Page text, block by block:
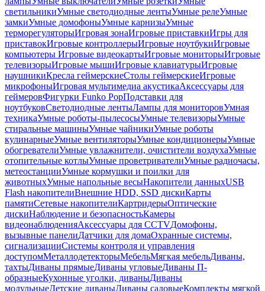
светильникиУмные светодиодные лентыУмные релеУмные
замкиУмные домофоныУмные карнизыУмные
терморегуляторыИгровая зонаИгровые приставкиИгры для
приставокИгровые контроллерыИгровые ноутбукиИгровые
компьютеры Игровые видеокартыИгровые мониторыИгровые
телевизорыИгровые мышиИгровые клавиатурыИгровые
наушникиКресла геймерскиеСтолы геймерскиеИгровые
микрофоныИгровая мультимедиа акустикаАксессуары для
геймеровФигурки Funko PopПодставки для
ноутбуковСветодиодные лентыЛампы для мониторовУмная
техникаУмные роботы-пылесосыУмные телевизорыУмные
стиральные машиныУмные чайникиУмные роботы
кулинарныеУмные вентиляторыУмные кондиционерыУмные
обогревателиУмные увлажнители, очистители воздухаУмные
отопительные котлыУмные проветривателиУмные радиочасы,
метеостанцииУмные кормушки и поилки для
животныхУмные напольные весыНакопители данныхUSB
Flash накопителиВнешние HDD, SSD дискиКарты
памятиСетевые накопителиКартридерыОптические
дискиНаблюдение и безопасностьКамеры
видеонаблюденияАксессуары для CCTVДомофоны,
вызывные панелиДатчики для домаОхранные системы,
сигнализацииСистемы контроля и управления
доступомМеталлодетекторыМебельМягкая мебельДиваны,
тахтыДиваны прямыеДиваны угловыеДиваны П-
образныеКухонные уголки, диваныДиваны
модульныеДетские диваныДиваны садовыеКомплекты мягкой